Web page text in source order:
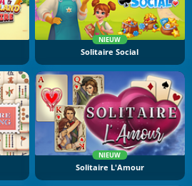
NIEUW
Solitaire Social
NIEUW
Solitaire L'Amour